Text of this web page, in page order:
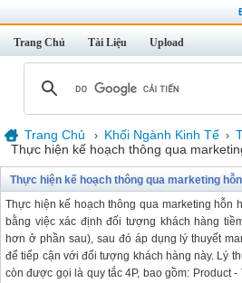
Trang Chủ Tài Liệu Upload
Trang Chủ › Khối Ngành Kinh Tế ›
Thực hiện kế hoạch thông qua
Thực hiện kế hoạch thông qua marketing
Thực hiện kế hoạch thông qua marketing hỗn
bằng việc xác định đối tượng khách hàng
hơn ở phần sau), sau đó áp dụng lý thuyết
để tiếp cận với đối tượng khách hàng này. Lý
còn được gọi là quy tắc 4P, bao gồm: Product